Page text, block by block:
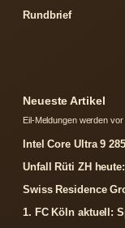
Rundbrief
Neueste Artikel
Eil-Meldungen werden
Intel Core Ultra 9
Unfall Rüti ZH
Swiss Residence
1. FC Köln aktuell: